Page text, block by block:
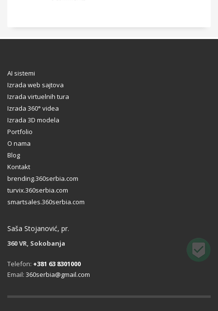
AI sistemi
Izrada web sajtova
Izrada virtuelnih tura
Izrada 360° videa
Izrada 3D modela
Portfolio
O nama
Blog
Kontakt
brending.360serbia.com
turvix.360serbia.com
smartsales.360serbia.com
Saša Stojanović, pr.
360 VR, Sokobanja
Telefon: +381 63 8301000
Email: 360serbia@gmail.com